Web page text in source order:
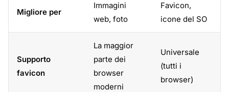
Migliore per
Immagini
web, foto
Favicon,
icone del SO
Supporto
favicon
La maggior
parte dei
browser
moderni
Universale
(tutti i
browser)